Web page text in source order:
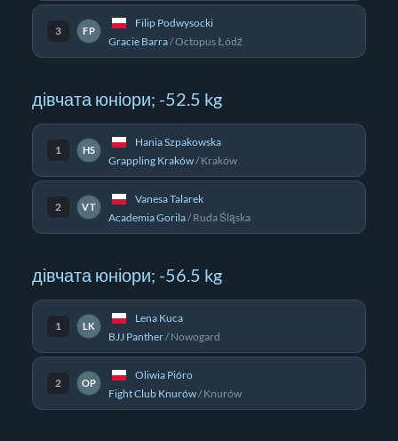
3 FP
Filip Podwysocki
Gracie Barra/Octopus Łódź
дівчата юніори; -52.5 kg
1 HS
Hania Szpakowska
Grappling Kraków/Kraków
2 VT
Vanesa Talarek
Academia Gorila/Ruda Śląska
дівчата юніори; -56.5 kg
1 LK
Lena Kuca
BJJ Panther/Nowogard
2 OP
Oliwia Pióro
Fight Club Knurów/Knurów